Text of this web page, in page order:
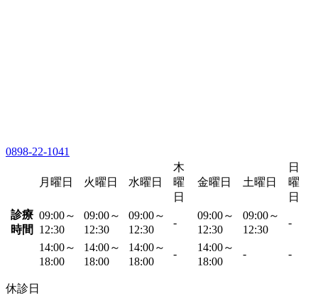
0898-22-1041
月曜日 火曜日 水曜日
木
曜
日
金曜日 土曜日
日
曜
日
診療
時間
09:00～
12:30
09:00～
12:30
09:00～
12:30
-
09:00～
12:30
09:00～
12:30
-
14:00～
18:00
14:00～
18:00
14:00～
18:00
-
14:00～
18:00
- -
休診日